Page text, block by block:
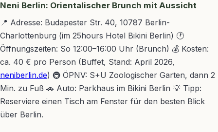
Neni Berlin: Orientalischer Brunch mit Aussicht
📍 Adresse: Budapester Str. 40, 10787 Berlin-
Charlottenburg (im 25hours Hotel Bikini Berlin) 🕐
Öffnungszeiten: So 12:00–16:00 Uhr (Brunch) 💰 Kosten:
ca. 40 € pro Person (Buffet, Stand: April 2026,
neniberlin.de) 🚇 ÖPNV: S+U Zoologischer Garten, dann 2
Min. zu Fuß 🚗 Auto: Parkhaus im Bikini Berlin 💡 Tipp:
Reserviere einen Tisch am Fenster für den besten Blick
über Berlin.